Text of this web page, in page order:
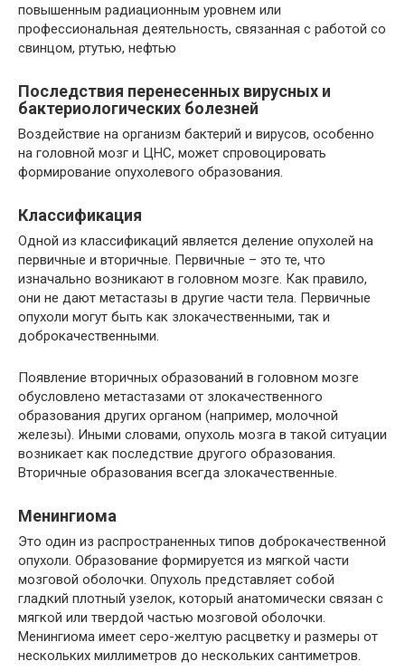
повышенным радиационным уровнем или
профессиональная деятельность, связанная с работой со
свинцом, ртутью, нефтью
Последствия перенесенных вирусных и
бактериологических болезней
Воздействие на организм бактерий и вирусов, особенно
на головной мозг и ЦНС, может спровоцировать
формирование опухолевого образования.
Классификация
Одной из классификаций является деление опухолей на
первичные и вторичные. Первичные – это те, что
изначально возникают в головном мозге. Как правило,
они не дают метастазы в другие части тела. Первичные
опухоли могут быть как злокачественными, так и
доброкачественными.
Появление вторичных образований в головном мозге
обусловлено метастазами от злокачественного
образования других органом (например, молочной
железы). Иными словами, опухоль мозга в такой ситуации
возникает как последствие другого образования.
Вторичные образования всегда злокачественные.
Менингиома
Это один из распространенных типов доброкачественной
опухоли. Образование формируется из мягкой части
мозговой оболочки. Опухоль представляет собой
гладкий плотный узелок, который анатомически связан с
мягкой или твердой частью мозговой оболочки.
Менингиома имеет серо-желтую расцветку и размеры от
нескольких миллиметров до нескольких сантиметров.